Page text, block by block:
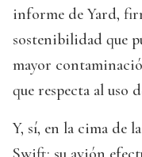
informe de Yard,
sostenibilidad que
mayor
que respecta al uso
Y, sí, en la cima de